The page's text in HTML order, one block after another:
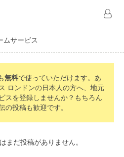
ムサービス
無料で使っていただけます。あ
ロンドンの日本人の方へ、地元
スを登録しませんか？もちろん
の投稿も歓迎です。
まだ投稿がありません。